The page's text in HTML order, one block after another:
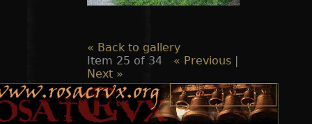
« Back to gallery
Item 25 of 34
« Previous
Next »
TAJTÉKOS LAPOK
ZENE
EGYÜTTESEK
ÍRÁSOK